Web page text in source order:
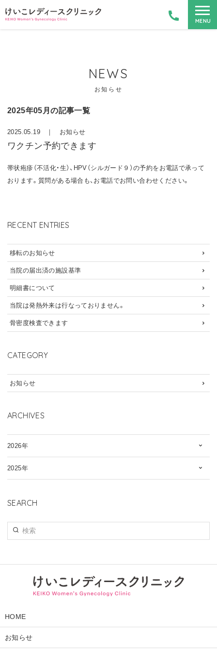
MENU
NEWS
お知らせ
2025年05月の記事一覧
2025.05.19 ｜ お知らせ
ワクチン予約できます
帯状疱疹（不活化・生）、HPV（シルガード９）の予約をお電話で承って
おります。質問がある場合も、お電話でお問い合わせください。
RECENT ENTRIES
移転のお知らせ
当院の届出済の施設基準
明細書について
当院は発熱外来は行なっておりません。
骨密度検査できます
CATEGORY
お知らせ
ARCHIVES
2026年
2025年
SEARCH
HOME
お知らせ